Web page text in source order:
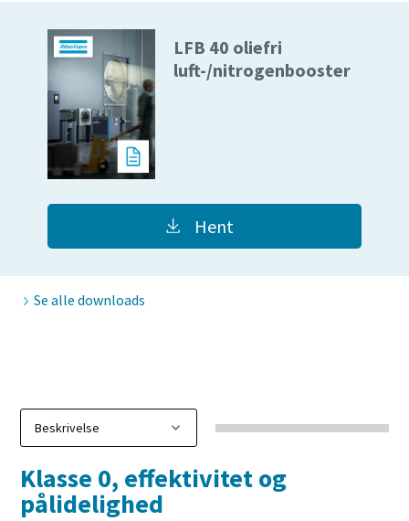
LFB 40 oliefri
luft-/nitrogenbooster
Hent
Se alle downloads
Klasse 0, effektivitet og
pålidelighed